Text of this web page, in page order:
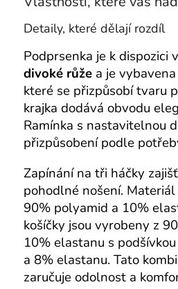
Detaily, které dělají rozdíl
Podprsenka je k dispozici
divoké růže a je
které se přizpůsobí tvaru
krajka dodává obvodu
Ramínka s nastavitelnou
přizpůsobení podle
Zapínání na tři háčky
pohodlné nošení.
90% polyamid a 10%
košíčky jsou vyrobeny z
10% elastanu s
a 8% elastanu. Tato
zaručuje odolnost a